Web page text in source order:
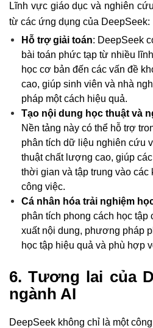
Lĩnh vực giáo dục và nghiên
từ các ứng dụng của DeepSeek:
Hỗ trợ giải toán: DeepSeek
bài toán phức tạp từ nhiều
học cơ bản đến các vấn đề
cao, giúp sinh viên và nhà
pháp một cách hiệu quả.
Tạo nội dung học thuật và
Nền tảng này có thể hỗ trợ
phân tích dữ liệu nghiên cứu
thuật chất lượng cao, giúp
thời gian và tập trung vào các
công việc.
Cá nhân hóa trải nghiệm
phân tích phong cách học tập
xuất nội dung, phương pháp
học tập hiệu quả và phù hợp
6. Tương lai của
ngành AI
DeepSeek không chỉ là một